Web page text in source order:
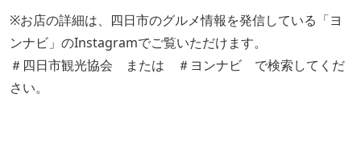
※お店の詳細は、四日市のグルメ情報を発信している「ヨ
ンナビ」のInstagramでご覧いただけます。
＃四日市観光協会 または ＃ヨンナビ で検索してくだ
さい。